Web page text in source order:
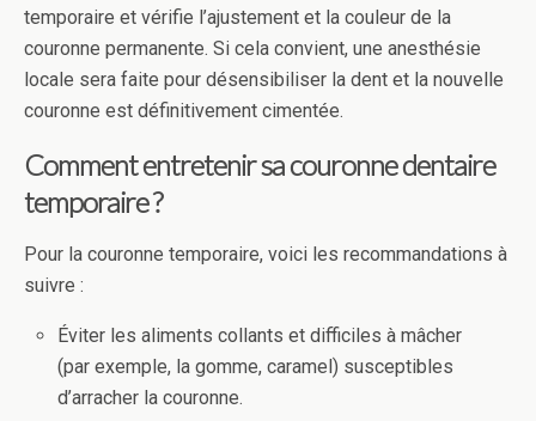
temporaire et vérifie l’ajustement et la couleur de la
couronne permanente. Si cela convient, une anesthésie
locale sera faite pour désensibiliser la dent et la nouvelle
couronne est définitivement cimentée.
Comment entretenir sa couronne dentaire
temporaire ?
Pour la couronne temporaire, voici les recommandations à
suivre :
Éviter les aliments collants et difficiles à mâcher
(par exemple, la gomme, caramel) susceptibles
d’arracher la couronne.